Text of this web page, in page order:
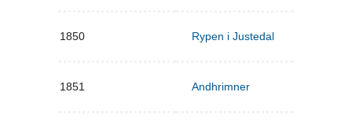
1850 Rypen i Justedal
1851 Andhrimner